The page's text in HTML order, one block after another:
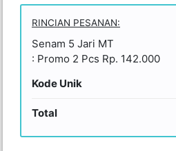
RINCIAN PESANAN:
Senam 5 Jari MT
: Promo 2 Pcs Rp. 142.000
Kode Unik
Total